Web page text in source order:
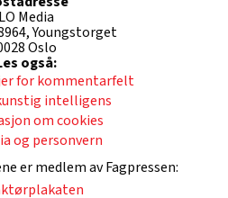
LO Media
Youngstorget
Oslo
også:
for kommentarfelt
intelligens
om cookies
og personvern
er medlem av Fagpressen: